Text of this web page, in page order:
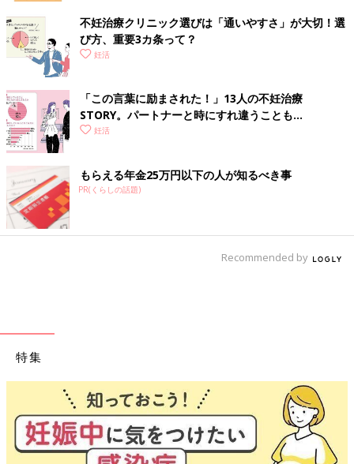
不妊治療クリニック選びは「通いやすさ」が大切！選
び方、重要3カ条って？
妊活
「この言葉に励まされた！」13人の不妊治療
STORY。パートナーと時にすれ違うことも…
妊活
もらえる年金25万円以下の人が知るべき事
PR(くらしの話題)
Recommended by
特集